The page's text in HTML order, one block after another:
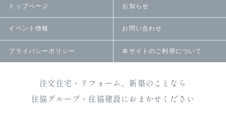
トップページ お知らせ
イベント情報 お問い合わせ
プライバシーポリシー 本サイトのご利用について
注文住宅・リフォーム、新築のことなら
住協グループ・住協建設におまかせください